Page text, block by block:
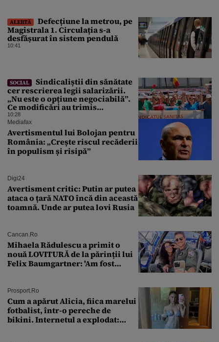
ALERTĂ
Defecțiune la metrou, pe
Magistrala 1. Circulația s-a
desfășurat în sistem pendulă
10:41
SOCIAL
Sindicaliștii din sănătate
cer rescrierea legii salarizării.
„Nu este o opțiune negociabilă”.
Ce modificări au trimis
Guvernului Bolojan
10:28
Mediafax
Avertismentul lui Bolojan pentru
România: „Crește riscul recăderii
în populism și risipă”
Digi24
Avertisment critic: Putin ar putea
ataca o țară NATO încă din această
toamnă. Unde ar putea lovi Rusia
Cancan.ro
Mihaela Rădulescu a primit o
nouă LOVITURĂ de la părinții lui
Felix Baumgartner: 'Am fost
Prosport.ro
Cum a apărut Alicia, fiica marelui
fotbalist, într-o pereche de
bikini. Internetul a explodat: